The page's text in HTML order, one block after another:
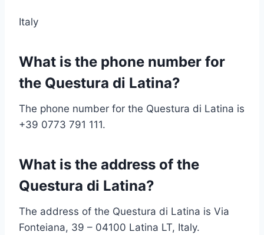
Italy
What is the phone number for
the Questura di Latina?
The phone number for the Questura di Latina is
+39 0773 791 111.
What is the address of the
Questura di Latina?
The address of the Questura di Latina is Via
Fonteiana, 39 – 04100 Latina LT, Italy.